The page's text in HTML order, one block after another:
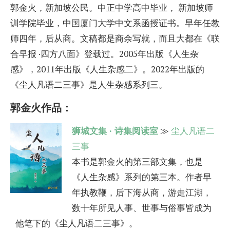
郭金火，新加坡公民。中正中学高中毕业， 新加坡师
训学院毕业，中国厦门大学中文系函授证书。早年任教
师四年，后从商。文稿都是商余写就，而且大都在《联
合早报 ·四方八面》登载过。2005年出版《人生杂
感》，2011年出版《人生杂感二》。2022年出版的
《尘人凡语二三事》是人生杂感系列三。
郭金火作品：
狮城文集 · 诗集阅读室≫ 尘人凡语二
三事
本书是郭金火的第三部文集，也是
《人生杂感》系列的第三本。作者早
年执教鞭，后下海从商，游走江湖，
数十年所见人事、世事与俗事皆成为
他笔下的《尘人凡语二三事》。